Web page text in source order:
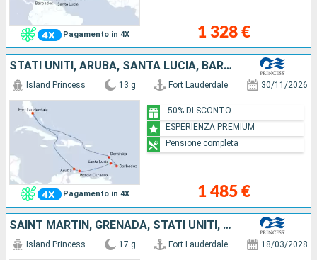
Pagamento in 4X 1 328 €
STATI UNITI, ARUBA, SANTA LUCIA, BARBADOS, DOMINICA, SAINT MARTIN
Pagamento in 4X
Island Princess 13 g Fort Lauderdale 30/11/2026
1 485 €
-50% DI SCONTO
ESPERIENZA PREMIUM
Pensione completa
SAINT MARTIN, GRENADA, STATI UNITI, BARBADOS, SANTA LUCIA, ARUBA, SAINT THOMAS, ANTIGUA E BARBUDA
Island Princess 17 g Fort Lauderdale 18/03/2028